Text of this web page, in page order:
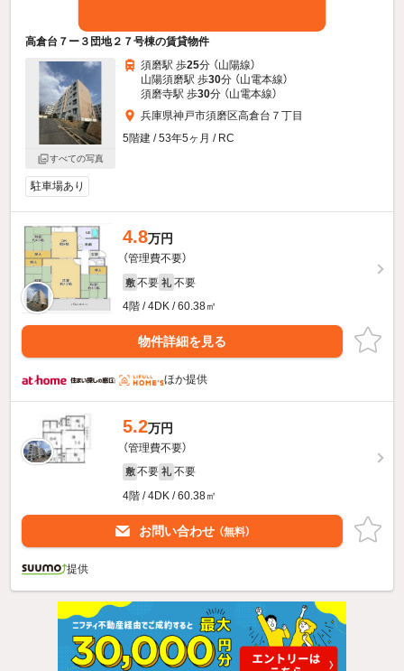
高倉台７ー３団地２７号棟の賃貸物件
すべての写真
須磨駅 歩25分 （山陽線）
山陽須磨駅 歩30分 （山電本線）
須磨寺駅 歩30分 （山電本線）
兵庫県神戸市須磨区高倉台７丁目
5階建 / 53年5ヶ月 / RC
駐車場あり
4.8万円
（管理費不要）
敷 不要 礼 不要
4階 / 4DK / 60.38㎡
物件詳細を見る
ほか提供
5.2万円
（管理費不要）
敷 不要 礼 不要
4階 / 4DK / 60.38㎡
お問い合わせ （無料）
提供